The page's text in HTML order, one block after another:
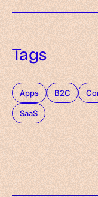
Tags
Apps B2C
SaaS